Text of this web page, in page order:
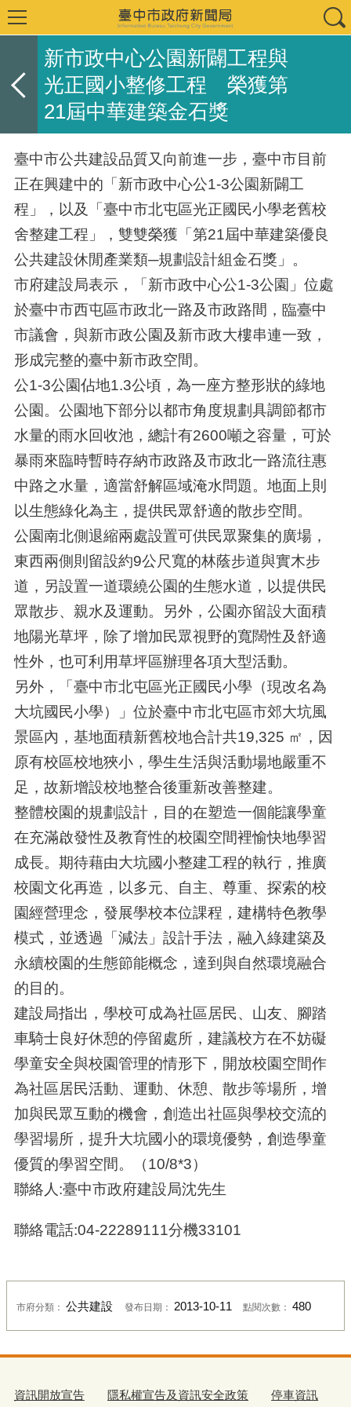
新市政中心公園新闢工程與
光正國小整修工程 榮獲第
21屆中華建築金石獎
臺中市公共建設品質又向前進一步，臺中市目前
正在興建中的「新市政中心公1-3公園新闢工
程」，以及「臺中市北屯區光正國民小學老舊校
舍整建工程」，雙雙榮獲「第21屆中華建築優良
公共建設休閒產業類─規劃設計組金石獎」。
市府建設局表示，「新市政中心公1-3公園」位處
於臺中市西屯區市政北一路及市政路間，臨臺中
市議會，與新市政公園及新市政大樓串連一致，
形成完整的臺中新市政空間。
公1-3公園佔地1.3公頃，為一座方整形狀的綠地
公園。公園地下部分以都市角度規劃具調節都市
水量的雨水回收池，總計有2600噸之容量，可於
暴雨來臨時暫時存納市政路及市政北一路流往惠
中路之水量，適當舒解區域淹水問題。地面上則
以生態綠化為主，提供民眾舒適的散步空間。
公園南北側退縮兩處設置可供民眾聚集的廣場，
東西兩側則留設約9公尺寬的林蔭步道與實木步
道，另設置一道環繞公園的生態水道，以提供民
眾散步、親水及運動。另外，公園亦留設大面積
地陽光草坪，除了增加民眾視野的寬闊性及舒適
性外，也可利用草坪區辦理各項大型活動。
另外，「臺中市北屯區光正國民小學（現改名為
大坑國民小學）」位於臺中市北屯區市郊大坑風
景區內，基地面積新舊校地合計共19,325 ㎡，因
原有校區校地狹小，學生生活與活動場地嚴重不
足，故新增設校地整合後重新改善整建。
整體校園的規劃設計，目的在塑造一個能讓學童
在充滿啟發性及教育性的校園空間裡愉快地學習
成長。期待藉由大坑國小整建工程的執行，推廣
校園文化再造，以多元、自主、尊重、探索的校
園經營理念，發展學校本位課程，建構特色教學
模式，並透過「減法」設計手法，融入綠建築及
永續校園的生態節能概念，達到與自然環境融合
的目的。
建設局指出，學校可成為社區居民、山友、腳踏
車騎士良好休憩的停留處所，建議校方在不妨礙
學童安全與校園管理的情形下，開放校園空間作
為社區居民活動、運動、休憩、散步等場所，增
加與民眾互動的機會，創造出社區與學校交流的
學習場所，提升大坑國小的環境優勢，創造學童
優質的學習空間。（10/8*3）
聯絡人:臺中市政府建設局沈先生
聯絡電話:04-22289111分機33101
市府分類： 公共建設 發布日期： 2013-10-11 點閱次數：480
資訊開放宣告 隱私權宣告及資訊安全政策 停車資訊